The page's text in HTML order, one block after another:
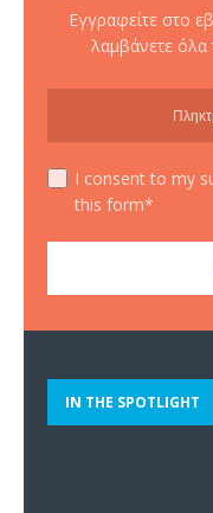
Εγγραφείτε στο
λαμβάνετε
I consent to my
this form*
IN THE SPOTLIGHT